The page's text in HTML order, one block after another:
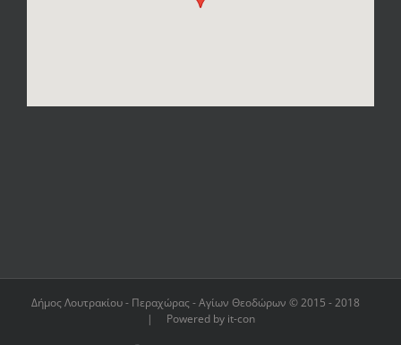
Δήμος Λουτρακίου - Περαχώρας - Αγίων Θεοδώρων © 2015 - 2018
| Powered by it-con